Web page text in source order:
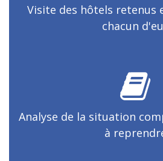
Visite des hôtels retenus
chacun
Analyse de la situation
à